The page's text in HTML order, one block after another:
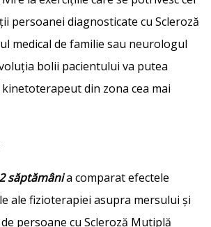
persoanei diagnosticate cu Scleroză
medical de familie sau neurologul
bolii pacientului va putea
din zona cea mai
săptămânia comparat efectele
ale fizioterapiei asupra mersului și
persoane cu Scleroză Mutiplă